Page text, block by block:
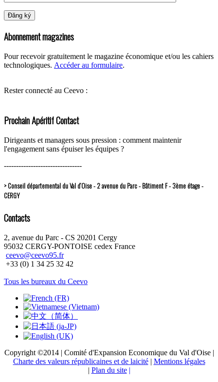
Abonnement magazines
Pour recevoir gratuitement le magazine économique et/ou les cahiers
technologiques. Accéder au formulaire.
Rester connecté au Ceevo :
Prochain Apéritif Contact
Dirigeants et managers sous pression : comment maintenir
l'engagement sans épuiser les équipes ?
--------------------------------
> Conseil départemental du Val d’Oise - 2 avenue du Parc - Bâtiment F - 3ème étage -
CERGY
Contacts
2, avenue du Parc - CS 20201 Cergy
95032 CERGY-PONTOISE cedex France
ceevo@ceevo95.fr
+33 (0) 1 34 25 32 42
Tous les bureaux du Ceevo
Copyright ©2014 | Comité d'Expansion Economique du Val d'Oise |
Charte des valeurs républicaines et de laicité| Mentions légales
| Plan du site |